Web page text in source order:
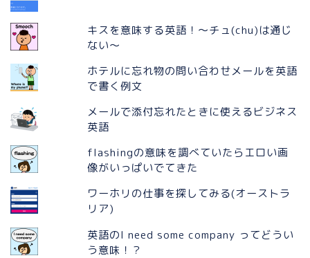
キスを意味する英語！〜チュ(chu)は通じ
ない〜
ホテルに忘れ物の問い合わせメールを英語
で書く例文
メールで添付忘れたときに使えるビジネス
英語
flashingの意味を調べていたらエロい画
像がいっぱいでてきた
ワーホリの仕事を探してみる(オーストラ
リア)
英語のI need some company ってどうい
う意味！？